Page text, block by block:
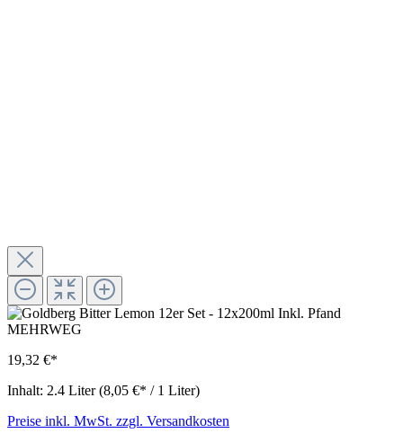
19,32 €*
Inhalt: 2.4 Liter(8,05 €* / 1 Liter)
Preise inkl. MwSt. zzgl. Versandkosten